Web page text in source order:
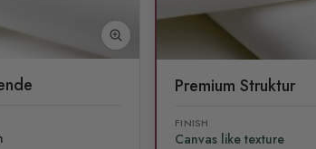
Premium Struktur
FINISH
Canvas like texture